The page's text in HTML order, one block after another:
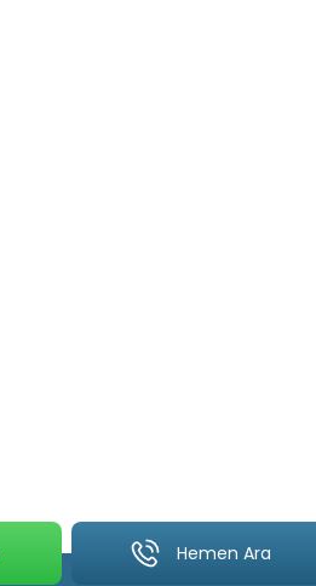
Hemen Ara